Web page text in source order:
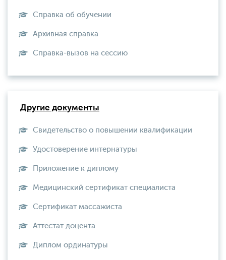
Справка об обучении
Архивная справка
Справка-вызов на сессию
Другие документы
Свидетельство о повышении квалификации
Удостоверение интернатуры
Приложение к диплому
Медицинский сертификат специалиста
Сертификат массажиста
Аттестат доцента
Диплом ординатуры